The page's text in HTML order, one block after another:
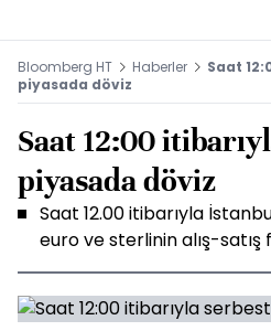
Bloomberg HT Haberler
Saat
piyasada döviz
Saat 12:00
piyasada döviz
Saat 12.00 itibarıyla
euro ve sterlinin alış-satış